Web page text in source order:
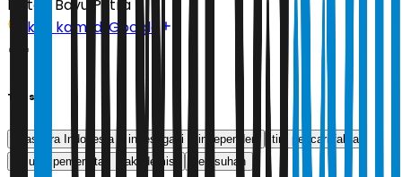
Editor: Bayu Putra
Ikuti kami di Google
Tags
Diaspora Indonesia investigasi independen
tim pencari fakta
Usut
pemerintah akademisi kerusuhan